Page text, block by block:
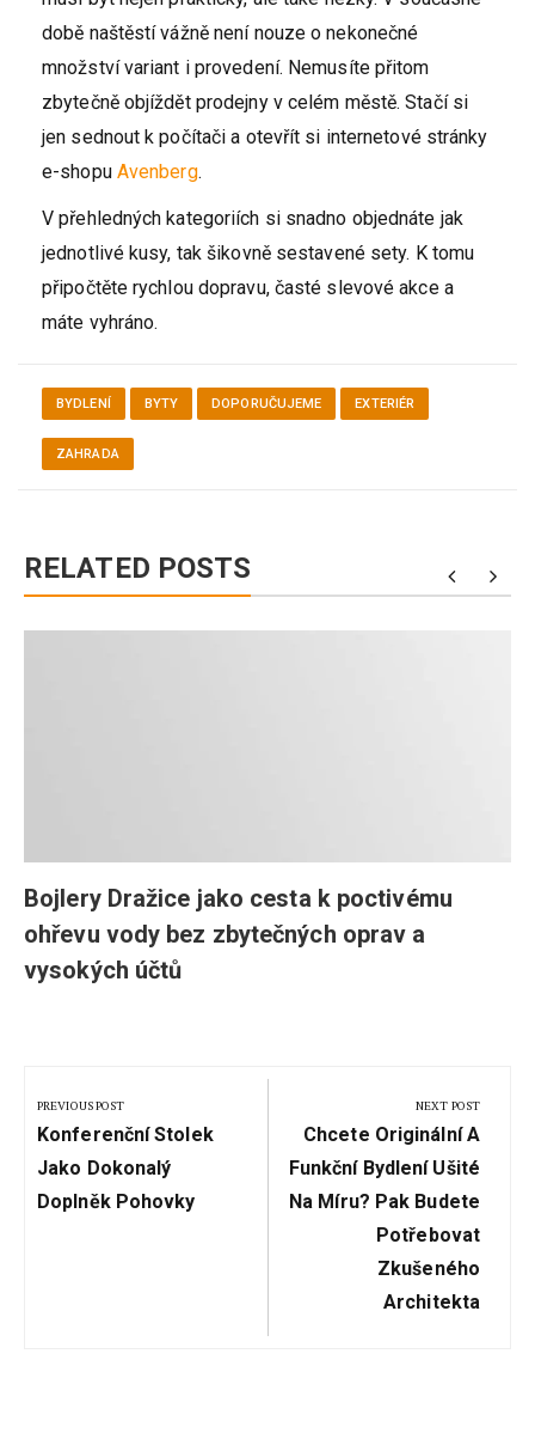
době naštěstí vážně není nouze o nekonečné
množství variant i provedení. Nemusíte přitom
zbytečně objíždět prodejny v celém městě. Stačí si
jen sednout k počítači a otevřít si internetové stránky
e-shopu Avenberg.
V přehledných kategoriích si snadno objednáte jak
jednotlivé kusy, tak šikovně sestavené sety. K tomu
připočtěte rychlou dopravu, časté slevové akce a
máte vyhráno.
BYDLENÍ BYTY DOPORUČUJEME EXTERIÉR
ZAHRADA
RELATED POSTS
Bojlery Dražice jako cesta k poctivému
ohřevu vody bez zbytečných oprav a
vysokých účtů
pro
příspěvek
PREVIOUS POST
Previous
Post:
Konferenční Stolek
Jako Dokonalý
Doplněk Pohovky
NEXT POST
Next
Post:
Chcete Originální A
Funkční Bydlení Ušité
Na Míru? Pak Budete
Potřebovat
Zkušeného
Architekta